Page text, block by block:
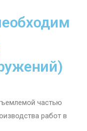
частью
работ в